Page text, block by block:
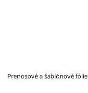
Prenosové a šablónové fólie